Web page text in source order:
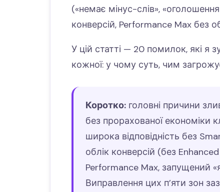
(«немає мінус-слів»,
конверсій, Performance Max без
У цій статті — 20 помилок, які я
кожної: у чому суть, чим
Коротко: головні причини
без прорахованої економіки
широка відповідність без
облік конверсій (без
Performance Max, запущений
Виправлення цих п’яти зон